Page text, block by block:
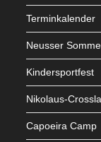
Terminkalender
Neusser
Kindersportfest
Nikolaus-
Capoeira Camp